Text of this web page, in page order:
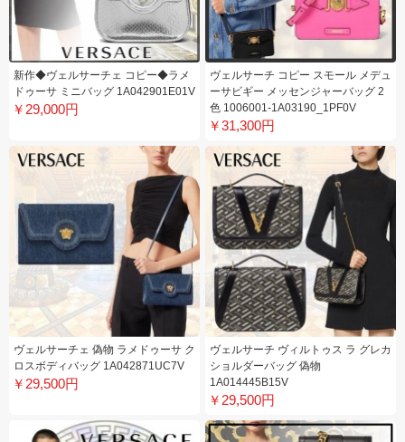
新作◆ヴェルサーチェ コピー◆ラメ
ドゥーサ ミニバッグ 1A042901E01V
￥29,000円
ヴェルサーチ コピー スモール メデュ
ーサビギー メッセンジャーバッグ 2
色 1006001-1A03190_1PF0V
￥31,300円
ヴェルサーチェ 偽物 ラメドゥーサ ク
ロスボディバッグ 1A042871UC7V
￥29,500円
ヴェルサーチ ヴィルトゥス ラ グレカ
ショルダーバッグ 偽物
1A014445B15V
￥29,500円